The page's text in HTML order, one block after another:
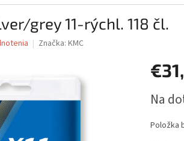
grey 11-rýchl. 118 čl.
Značka: KMC
cena:
Na
Položka